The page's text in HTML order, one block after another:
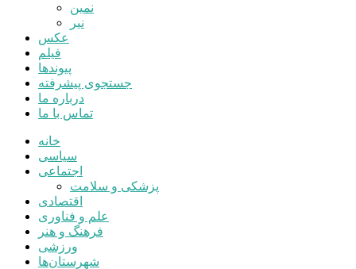
نمین
نیر
عکس
فیلم
پیوندها
جستجوی پیشرفته
درباره ما
تماس با ما
خانه
سیاسی
اجتماعی
پزشکی و سلامت
اقتصادی
علم و فناوری
فرهنگ و هنر
ورزشی
شهرستان‌ها